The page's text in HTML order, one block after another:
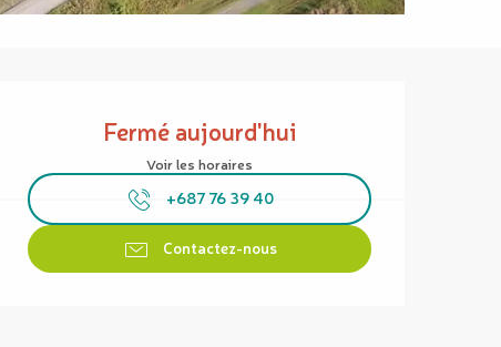
Fermé aujourd'hui
Voir les horaires
+687 76 39 40
Contactez-nous